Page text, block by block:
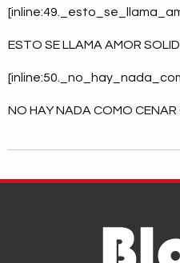
ESTO SE LLAMA AMOR
NO HAY NADA COMO